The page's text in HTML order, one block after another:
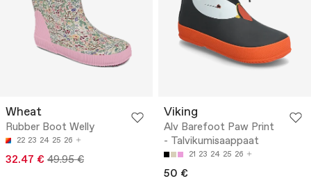
Wheat
Rubber Boot Welly
22 23 24 25 26
32.47 € 49.95 €
Viking
Alv Barefoot Paw Print
- Talvikumisaappaat
21 23 24 25 26
50 €